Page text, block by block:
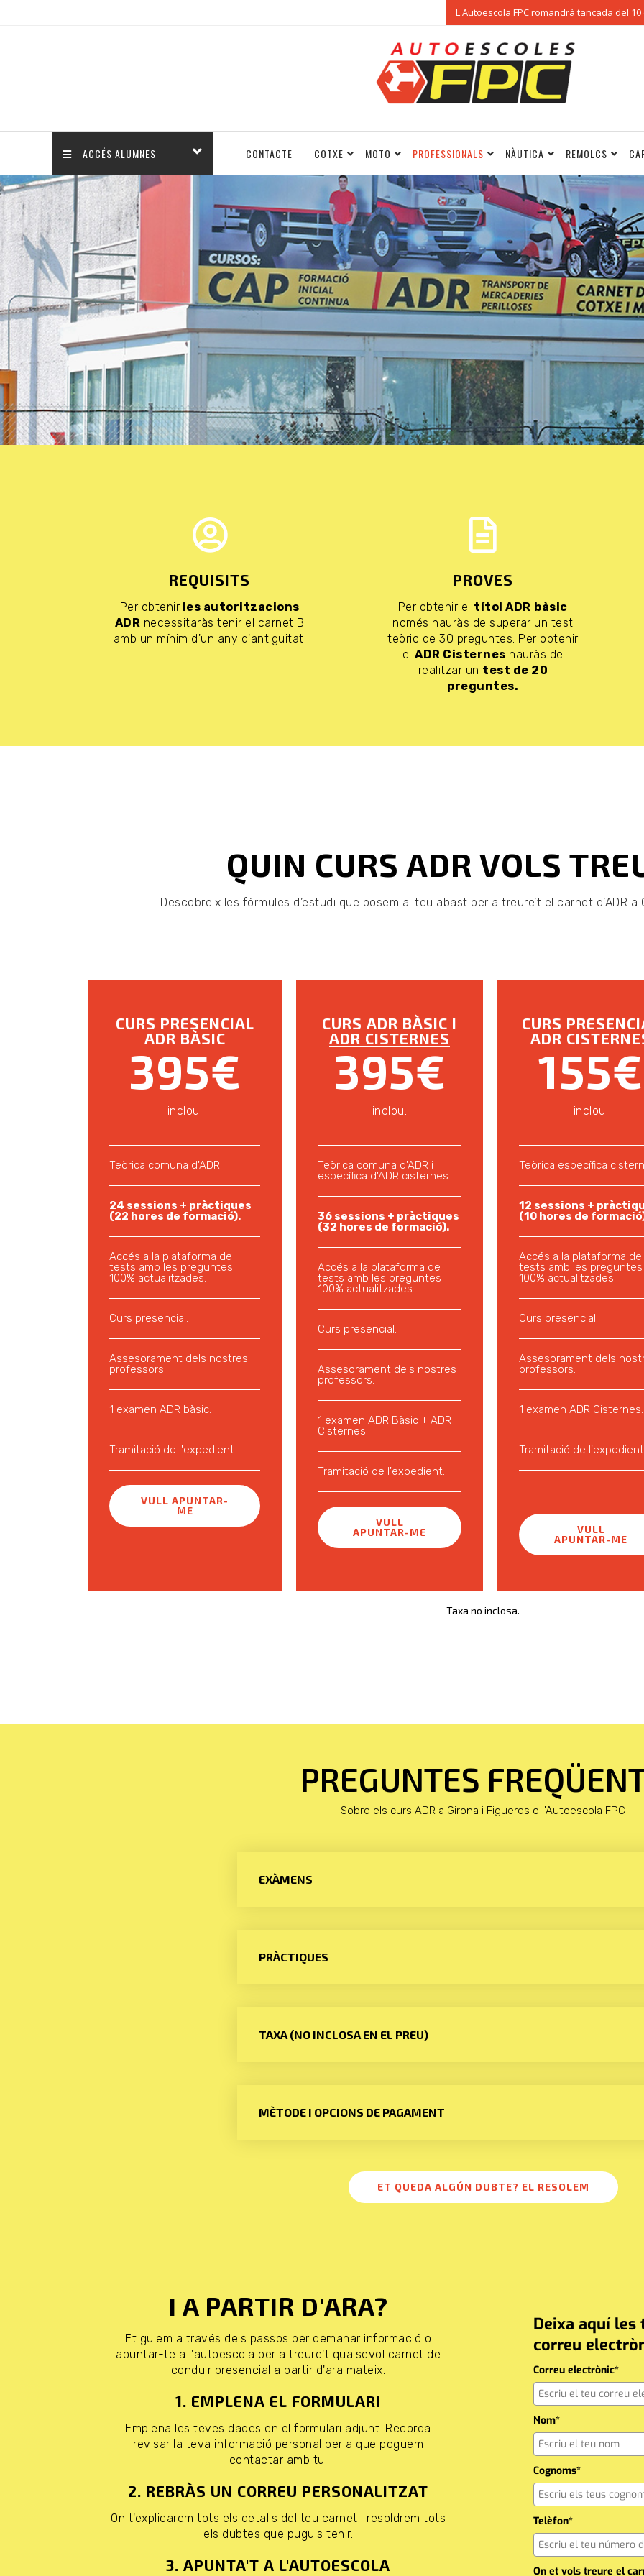
L'Autoescola FPC romandrà tancada del
ACCÉS ALUMNES CONTACTE COTXE MOTO PROFESSIONALS NÀUTICA REMOLCS
REQUISITS
Per obtenir les autoritzacions
ADR necessitaràs tenir el carnet B
amb un mínim d'un any d'antiguitat.
PROVES
Per obtenir el títol ADR bàsic
només hauràs de superar un test
teòric de 30 preguntes. Per obtenir
elADR Cisternes hauràs de
realitzar un test de 20
preguntes.
QUIN CURS ADR VOLS
Descobreix les fórmules d’estudi que posem al teu abast per a treure’t el carnet d’ADR a
CURS PRESENCIAL
ADR BÀSIC
395€
inclou:
Teòrica comuna d'ADR.
24 sessions + pràctiques
(22 hores de formació).
Accés a la plataforma de
tests amb les preguntes
100% actualitzades.
Curs presencial.
Assesorament dels nostres
professors.
1 examen ADR bàsic.
Tramitació de l'expedient.
VULL APUNTAR-
ME
CURS ADR BÀSIC I
ADR CISTERNES
395€
inclou:
Teòrica comuna d'ADR i
específica d'ADR cisternes.
36 sessions + pràctiques
(32 hores de formació).
Accés a la plataforma de
tests amb les preguntes
100% actualitzades.
Curs presencial.
Assesorament dels nostres
professors.
1 examen ADR Bàsic + ADR
Cisternes.
Tramitació de l'expedient.
VULL
APUNTAR-ME
CURS
ADR
155€
inclou:
Teòrica específica
12 sessions +
(10 hores de
Accés a la plataforma de
tests amb les preguntes
100% actualitzades.
Curs presencial.
Assesorament dels
professors.
1 examen ADR Cisternes.
Tramitació de
VULL
APUNTAR-ME
Taxa no inclosa.
PREGUNTES
Sobre els curs ADR a Girona i Figueres o l'Autoescola FPC
EXÀMENS
PRÀCTIQUES
TAXA (NO INCLOSA EN EL PREU)
MÈTODE I OPCIONS DE PAGAMENT
ET QUEDA ALGÚN DUBTE? EL RESOLEM
I A PARTIR D'ARA?
Et guiem a través dels passos per demanar informació o
apuntar-te a l'autoescola per a treure't qualsevol carnet de
conduir presencial a partir d'ara mateix.
1. EMPLENA EL FORMULARI
Emplena les teves dades en el formulari adjunt. Recorda
revisar la teva informació personal per a que poguem
contactar amb tu.
2. REBRÀS UN CORREU PERSONALITZAT
On t'explicarem tots els detalls del teu carnet i resoldrem tots
els dubtes que puguis tenir.
3. APUNTA'T A L'AUTOESCOLA
Deixa aquí les
correu
Correu electrònic*
Nom*
Cognoms*
Telèfon*
On et vols treure el